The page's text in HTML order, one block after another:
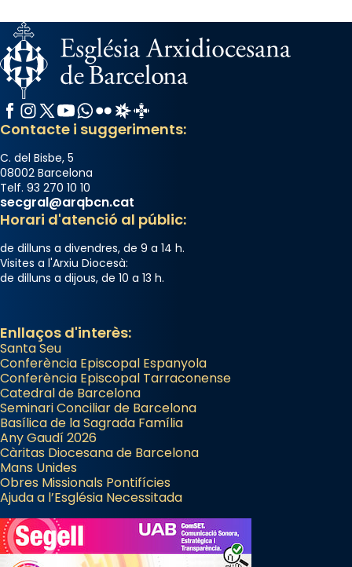
del temple amb les relíquies de les santes.
Des de 1985 hi participa també un grup de
diablesses amb música i ball propis. Festa
gran a Mataró.
«Si vols saber què és calor, ves per les
Santes a Mataró»🥵.
Photo
View on Facebook
Facebook
Instagram
X / Twitter
YouTube
WhatsApp
FlickrRadio Estel
Catalunya Cristiana
Contacte i suggeriments:
C. del Bisbe, 5
08002 Barcelona
Telf. 93 270 10 10
secgral@arqbcn.cat
Horari d'atenció al públic:
de dilluns a divendres, de 9 a 14 h.
Visites a l'Arxiu Diocesà:
de dilluns a dijous, de 10 a 13 h.
Enllaços d'interès:
Santa Seu
Conferència Episcopal Espanyola
Conferència Episcopal Tarraconense
Catedral de Barcelona
Seminari Conciliar de Barcelona
Basílica de la Sagrada Família
Any Gaudí 2026
Càritas Diocesana de Barcelona
Mans Unides
Obres Missionals Pontifícies
Ajuda a l’Església Necessitada